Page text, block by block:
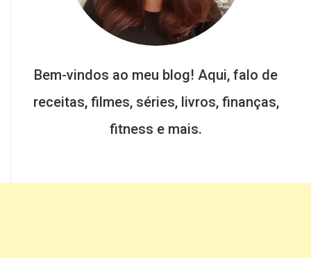
Bem-vindos ao meu blog! Aqui, falo de
receitas, filmes, séries, livros, finanças,
fitness e mais.